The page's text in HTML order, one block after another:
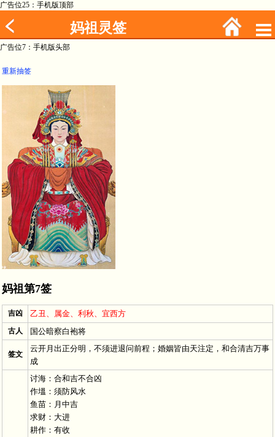
广告位25：手机版顶部
妈祖灵签
广告位7：手机版头部
重新抽签
妈祖第7签
吉凶 乙丑、属金、利秋、宜西方
古人 国公暗察白袍将
签文
云开月出正分明，不须进退问前程；婚姻皆由天注定，和合清吉万事
成
讨海：合和吉不合凶
作塭：须防风水
鱼苗：月中吉
求财：大进
耕作：有收